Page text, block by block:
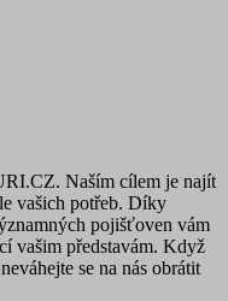
Naším cílem je najít
vašich potřeb. Díky
pojišťoven vám
vašim představám. Když
se na nás obrátit